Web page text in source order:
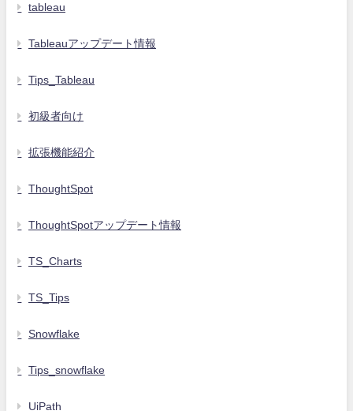
tableau
Tableauアップデート情報
Tips_Tableau
初級者向け
拡張機能紹介
ThoughtSpot
ThoughtSpotアップデート情報
TS_Charts
TS_Tips
Snowflake
Tips_snowflake
UiPath